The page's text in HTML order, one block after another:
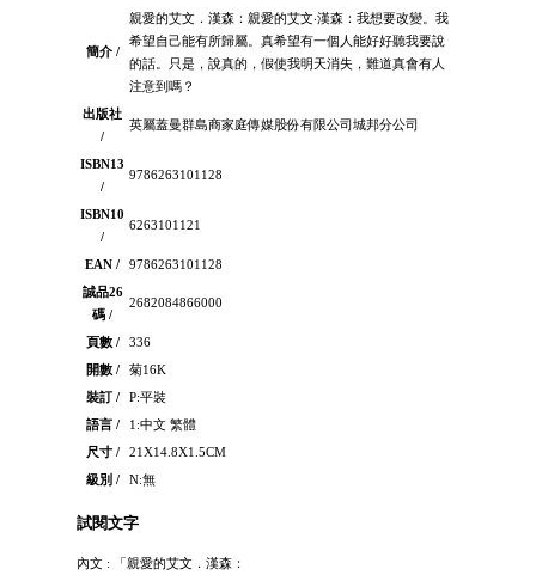
簡介 /
親愛的艾文．漢森：親愛的艾文‧漢森：我想要改變。我
希望自己能有所歸屬。真希望有一個人能好好聽我要說
的話。只是，說真的，假使我明天消失，難道真會有人
注意到嗎？
出版社
/
英屬蓋曼群島商家庭傳媒股份有限公司城邦分公司
ISBN13
/
9786263101128
ISBN10
/
6263101121
EAN /
9786263101128
誠品26
碼 /
2682084866000
頁數 /
336
開數 /
菊16K
裝訂 /
P:平裝
語言 /
1:中文 繁體
尺寸 /
21X14.8X1.5CM
級別 /
N:無
試閱文字
內文 : 「親愛的艾文．漢森：